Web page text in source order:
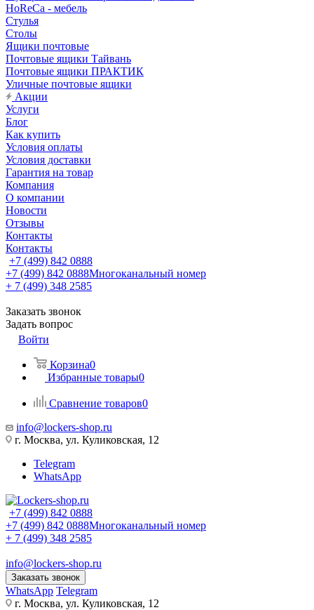
HoReCa - мебель
Стулья
Столы
Ящики почтовые
Почтовые ящики Тайвань
Почтовые ящики ПРАКТИК
Уличные почтовые ящики
Акции
Услуги
Блог
Как купить
Условия оплаты
Условия доставки
Гарантия на товар
Компания
О компании
Новости
Отзывы
Контакты
Контакты
+7 (499) 842 0888
+7 (499) 842 0888Многоканальный номер
+ 7 (499) 348 2585
Заказать звонок
Задать вопрос
Войти
Корзина0
Избранные товары0
Сравнение товаров0
info@lockers-shop.ru
г. Москва, ул. Куликовская, 12
Telegram
WhatsApp
+7 (499) 842 0888
+7 (499) 842 0888Многоканальный номер
+ 7 (499) 348 2585
info@lockers-shop.ru
Заказать звонок
WhatsApp Telegram
г. Москва, ул. Куликовская, 12